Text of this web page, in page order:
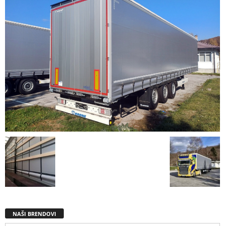
NAŠI BRENDOVI